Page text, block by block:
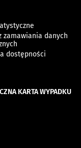
zamawiania danych
dostępności
KARTA WYPADKU